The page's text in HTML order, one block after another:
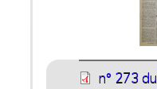
n° 273